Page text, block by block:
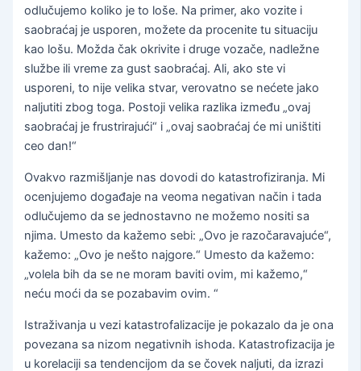
odlučujemo koliko je to loše. Na primer, ako vozite i
saobraćaj je usporen, možete da procenite tu situaciju
kao lošu. Možda čak okrivite i druge vozače, nadležne
službe ili vreme za gust saobraćaj. Ali, ako ste vi
usporeni, to nije velika stvar, verovatno se nećete jako
naljutiti zbog toga. Postoji velika razlika između „ovaj
saobraćaj je frustrirajući“ i „ovaj saobraćaj će mi uništiti
ceo dan!“
Ovakvo razmišljanje nas dovodi do katastrofiziranja. Mi
ocenjujemo događaje na veoma negativan način i tada
odlučujemo da se jednostavno ne možemo nositi sa
njima. Umesto da kažemo sebi: „Ovo je razočaravajuće“,
kažemo: „Ovo je nešto najgore.“ Umesto da kažemo:
„volela bih da se ne moram baviti ovim, mi kažemo,“
neću moći da se pozabavim ovim. “
Istraživanja u vezi katastrofalizacije je pokazalo da je ona
povezana sa nizom negativnih ishoda. Katastrofizacija je
u korelaciji sa tendencijom da se čovek naljuti, da izrazi